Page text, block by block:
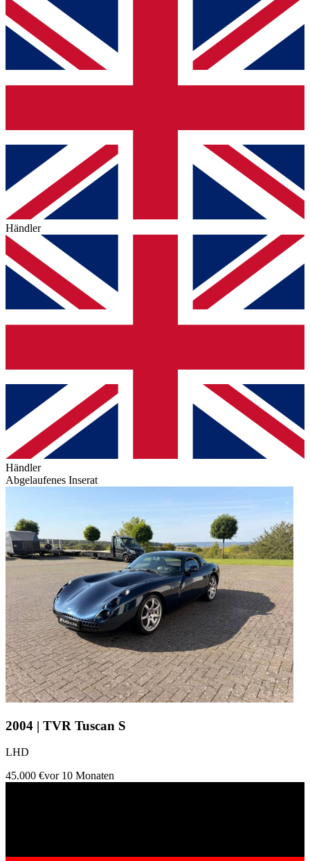
Händler
Händler
Abgelaufenes Inserat
2004 | TVR Tuscan S
LHD
45.000 €vor 10 Monaten